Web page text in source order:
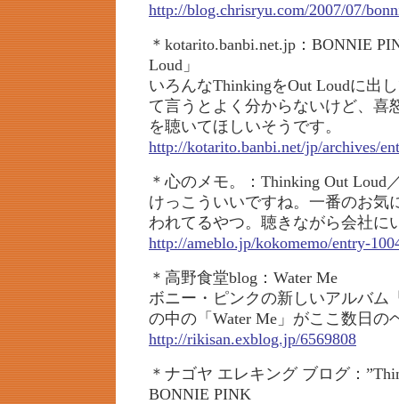
http://blog.chrisryu.com/2007/07/
＊kotarito.banbi.net.jp：BONNIE
Loud」
いろんなThinkingをOut Loudに出
て言うとよく分からないけど、喜
を聴いてほしいそうです。
http://kotarito.banbi.net/jp/archives/
＊心のメモ。：Thinking Out Loud
けっこういいですね。一番のお気
われてるやつ。聴きながら会社に
http://ameblo.jp/kokomemo/entry-
＊高野食堂blog：Water Me
ボニー・ピンクの新しいアルバム
の中の「Water Me」がここ数日
http://rikisan.exblog.jp/6569808
＊ナゴヤ エレキング ブログ：
BONNIE PINK